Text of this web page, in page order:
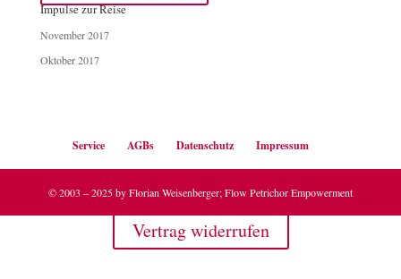
Impulse zur Reise
November 2017
Oktober 2017
Service AGBs Datenschutz Impressum
© 2003 – 2025 by Florian Weisenberger; Flow Petrichor Empowerment
Vertrag widerrufen